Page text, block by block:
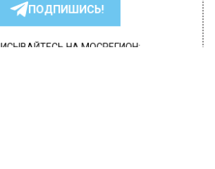
ПОДПИШИСЬ!